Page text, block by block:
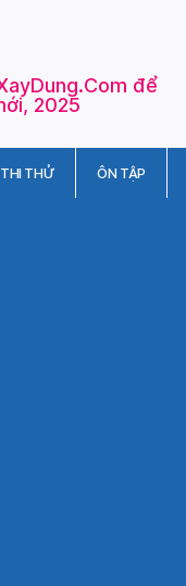
để
2025
THI THỬ ÔN TẬP